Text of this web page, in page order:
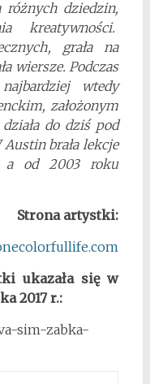
różnych dziedzin,
kreatywności.
grała na
wiersze. Podczas
wtedy
założonym
do dziś pod
brała lekcje
od 2003 roku
Strona artystki:
ukazała się w
2017 r.:
sim-zabka-